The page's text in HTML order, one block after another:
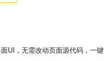
UI，无需改动页面源代码，一键